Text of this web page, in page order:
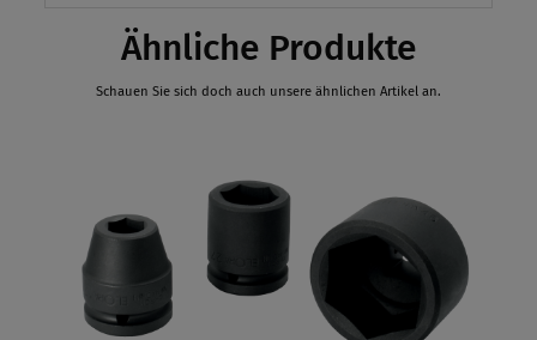
Ähnliche Produkte
Schauen Sie sich doch auch unsere ähnlichen Artikel an.